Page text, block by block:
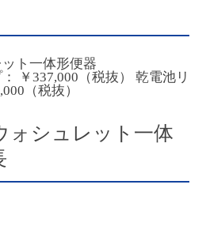
ト一体形便器
￥337,000（税抜） 乾電池リ
（税抜）
ォシュレット一体